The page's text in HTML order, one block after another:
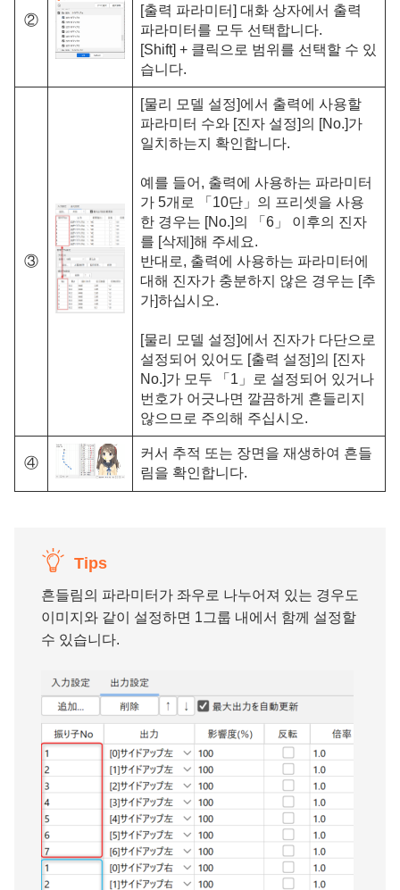
②
[출력 파라미터] 대화 상자에서 출력
파라미터를 모두 선택합니다.
[Shift] + 클릭으로 범위를 선택할 수 있
습니다.
③
[물리 모델 설정]에서 출력에 사용할
파라미터 수와 [진자 설정]의 [No.]가
일치하는지 확인합니다.
예를 들어, 출력에 사용하는 파라미터
가 5개로 「10단」의 프리셋을 사용
한 경우는 [No.]의 「6」 이후의 진자
를 [삭제]해 주세요.
반대로, 출력에 사용하는 파라미터에
대해 진자가 충분하지 않은 경우는 [추
가]하십시오.
[물리 모델 설정]에서 진자가 다단으로
설정되어 있어도 [출력 설정]의 [진자
No.]가 모두 「1」로 설정되어 있거나
번호가 어긋나면 깔끔하게 흔들리지
않으므로 주의해 주십시오.
④
커서 추적 또는 장면을 재생하여 흔들
림을 확인합니다.
Tips
흔들림의 파라미터가 좌우로 나누어져 있는 경우도
이미지와 같이 설정하면 1그룹 내에서 함께 설정할
수 있습니다.